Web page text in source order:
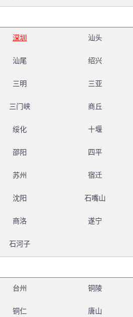
深圳 汕头
汕尾 绍兴
三明 三亚
三门峡 商丘
绥化 十堰
邵阳 四平
苏州 宿迁
沈阳 石嘴山
商洛 遂宁
石河子
台州 铜陵
铜仁 唐山